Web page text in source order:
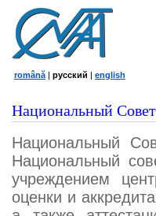
română | русский | english
Национальный
Национальный
Национальный
учреждением
оценки и